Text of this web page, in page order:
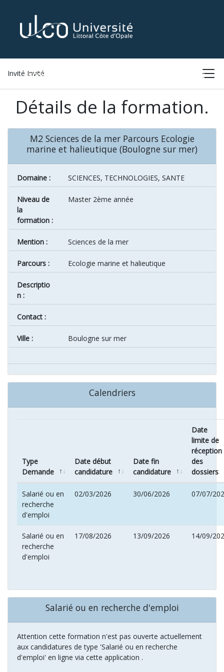
Invité Invité
ACCUEIL CONNEXION
Détails de la formation.
M2 Sciences de la mer Parcours Ecologie
marine et halieutique (Boulogne sur mer)
Domaine : SCIENCES, TECHNOLOGIES, SANTE
Niveau de
la
formation :
Master 2ème année
Mention : Sciences de la mer
Parcours : Ecologie marine et halieutique
Descriptio
n :
Contact :
ville : Boulogne sur mer
Calendriers
Type
Demande
Date début
candidature
Date fin
candidature
Date
limite de
réception
des
dossiers
Salarié ou en
recherche
d'emploi
02/03/2026 30/06/2026 07/07/
Salarié ou en
recherche
d'emploi
17/08/2026 13/09/2026 14/09/
Salarié ou en recherche d'emploi
Attention cette formation n'est pas ouverte actuellement
aux candidatures de type 'Salarié ou en recherche
d'emploi' en ligne via cette application .